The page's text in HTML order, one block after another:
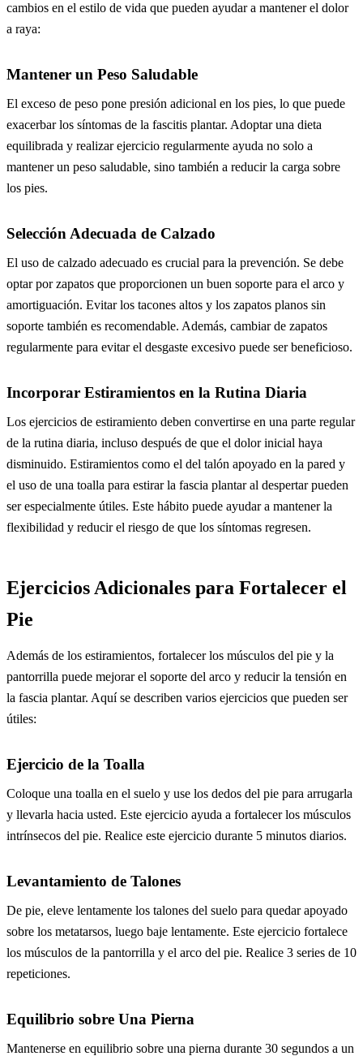
cambios en el estilo de vida que pueden ayudar a mantener el dolor
a raya:
Mantener un Peso Saludable
El exceso de peso pone presión adicional en los pies, lo que puede
exacerbar los síntomas de la fascitis plantar. Adoptar una dieta
equilibrada y realizar ejercicio regularmente ayuda no solo a
mantener un peso saludable, sino también a reducir la carga sobre
los pies.
Selección Adecuada de Calzado
El uso de calzado adecuado es crucial para la prevención. Se debe
optar por zapatos que proporcionen un buen soporte para el arco y
amortiguación. Evitar los tacones altos y los zapatos planos sin
soporte también es recomendable. Además, cambiar de zapatos
regularmente para evitar el desgaste excesivo puede ser beneficioso.
Incorporar Estiramientos en la Rutina Diaria
Los ejercicios de estiramiento deben convertirse en una parte regular
de la rutina diaria, incluso después de que el dolor inicial haya
disminuido. Estiramientos como el del talón apoyado en la pared y
el uso de una toalla para estirar la fascia plantar al despertar pueden
ser especialmente útiles. Este hábito puede ayudar a mantener la
flexibilidad y reducir el riesgo de que los síntomas regresen.
Ejercicios Adicionales para Fortalecer el
Pie
Además de los estiramientos, fortalecer los músculos del pie y la
pantorrilla puede mejorar el soporte del arco y reducir la tensión en
la fascia plantar. Aquí se describen varios ejercicios que pueden ser
útiles:
Ejercicio de la Toalla
Coloque una toalla en el suelo y use los dedos del pie para arrugarla
y llevarla hacia usted. Este ejercicio ayuda a fortalecer los músculos
intrínsecos del pie. Realice este ejercicio durante 5 minutos diarios.
Levantamiento de Talones
De pie, eleve lentamente los talones del suelo para quedar apoyado
sobre los metatarsos, luego baje lentamente. Este ejercicio fortalece
los músculos de la pantorrilla y el arco del pie. Realice 3 series de 10
repeticiones.
Equilibrio sobre Una Pierna
Mantenerse en equilibrio sobre una pierna durante 30 segundos a un